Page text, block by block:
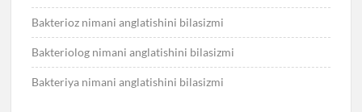
Bakterioz nimani anglatishini bilasizmi
Bakteriolog nimani anglatishini bilasizmi
Bakteriya nimani anglatishini bilasizmi